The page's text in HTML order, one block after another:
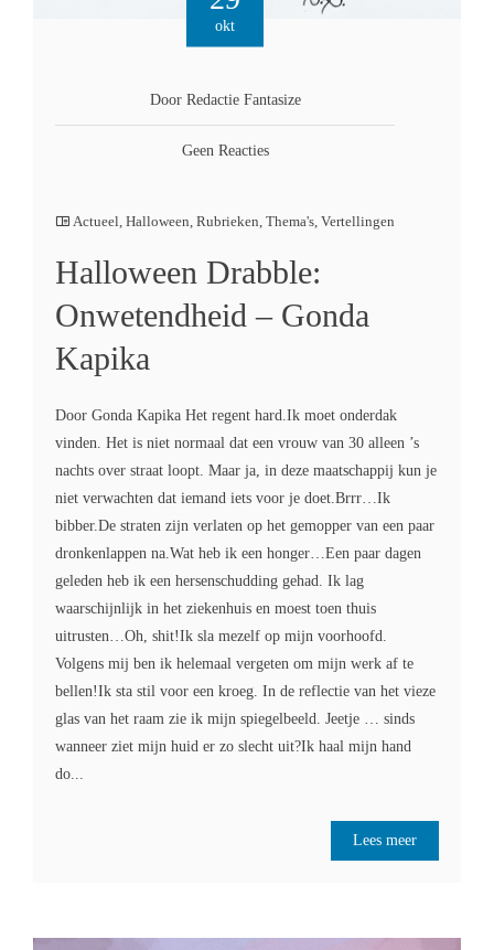
okt
Door Redactie Fantasize
Geen Reacties
Actueel, Halloween, Rubrieken, Thema's, Vertellingen
Halloween Drabble:
Onwetendheid – Gonda
Kapika
Door Gonda Kapika Het regent hard.Ik moet onderdak
vinden. Het is niet normaal dat een vrouw van 30 alleen ’s
nachts over straat loopt. Maar ja, in deze maatschappij kun je
niet verwachten dat iemand iets voor je doet.Brrr…Ik
bibber.De straten zijn verlaten op het gemopper van een paar
dronkenlappen na.Wat heb ik een honger…Een paar dagen
geleden heb ik een hersenschudding gehad. Ik lag
waarschijnlijk in het ziekenhuis en moest toen thuis
uitrusten…Oh, shit!Ik sla mezelf op mijn voorhoofd.
Volgens mij ben ik helemaal vergeten om mijn werk af te
bellen!Ik sta stil voor een kroeg. In de reflectie van het vieze
glas van het raam zie ik mijn spiegelbeeld. Jeetje … sinds
wanneer ziet mijn huid er zo slecht uit?Ik haal mijn hand
do...
Lees meer